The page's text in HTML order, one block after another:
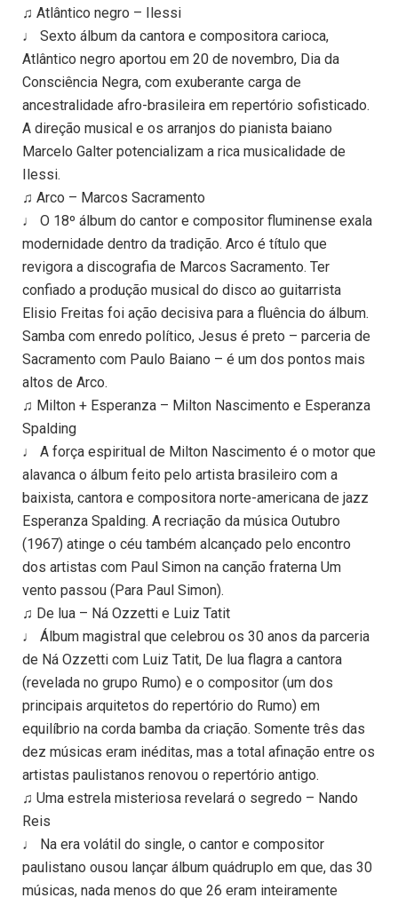
♫ Atlântico negro – Ilessi
♩ Sexto álbum da cantora e compositora carioca,
Atlântico negro aportou em 20 de novembro, Dia da
Consciência Negra, com exuberante carga de
ancestralidade afro-brasileira em repertório sofisticado.
A direção musical e os arranjos do pianista baiano
Marcelo Galter potencializam a rica musicalidade de
Ilessi.
♫ Arco – Marcos Sacramento
♩ O 18º álbum do cantor e compositor fluminense exala
modernidade dentro da tradição. Arco é título que
revigora a discografia de Marcos Sacramento. Ter
confiado a produção musical do disco ao guitarrista
Elisio Freitas foi ação decisiva para a fluência do álbum.
Samba com enredo político, Jesus é preto – parceria de
Sacramento com Paulo Baiano – é um dos pontos mais
altos de Arco.
♫ Milton + Esperanza – Milton Nascimento e Esperanza
Spalding
♩ A força espiritual de Milton Nascimento é o motor que
alavanca o álbum feito pelo artista brasileiro com a
baixista, cantora e compositora norte-americana de jazz
Esperanza Spalding. A recriação da música Outubro
(1967) atinge o céu também alcançado pelo encontro
dos artistas com Paul Simon na canção fraterna Um
vento passou (Para Paul Simon).
♫ De lua – Ná Ozzetti e Luiz Tatit
♩ Álbum magistral que celebrou os 30 anos da parceria
de Ná Ozzetti com Luiz Tatit, De lua flagra a cantora
(revelada no grupo Rumo) e o compositor (um dos
principais arquitetos do repertório do Rumo) em
equilíbrio na corda bamba da criação. Somente três das
dez músicas eram inéditas, mas a total afinação entre os
artistas paulistanos renovou o repertório antigo.
♫ Uma estrela misteriosa revelará o segredo – Nando
Reis
♩ Na era volátil do single, o cantor e compositor
paulistano ousou lançar álbum quádruplo em que, das 30
músicas, nada menos do que 26 eram inteiramente